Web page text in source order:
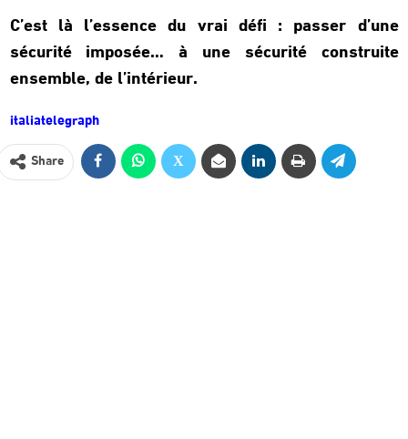
C’est là l’essence du vrai défi : passer d’une
sécurité imposée… à une sécurité construite
ensemble, de l’intérieur.
italiatelegraph
Share